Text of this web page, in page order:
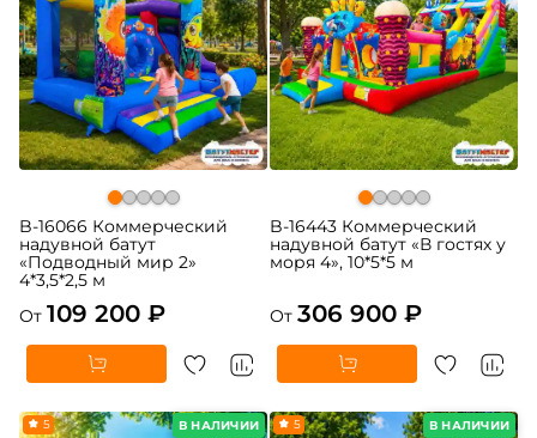
B-16066 Коммерческий
надувной батут
«Подводный мир 2»
4*3,5*2,5 м
От 109 200 ₽
B-16443 Коммерческий
надувной батут «В гостях у
моря 4», 10*5*5 м
От 306 900 ₽
В НАЛИЧИИ
5 В НАЛИЧИИ
5